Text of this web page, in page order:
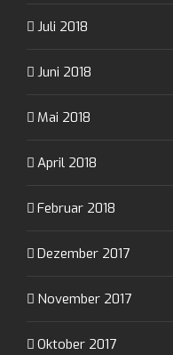
Juli 2018
Juni 2018
Mai 2018
April 2018
Februar 2018
Dezember 2017
November 2017
Oktober 2017